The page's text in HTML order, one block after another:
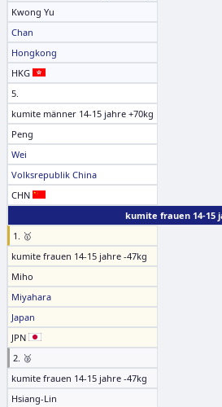
Kwong Yu
Chan
Hongkong
HKG
5.
kumite männer 14-15 jahre +70kg
Peng
Wei
Volksrepublik China
CHN
kumite frauen 14-15
1. 🥇
kumite frauen 14-15 jahre -47kg
Miho
Miyahara
Japan
JPN
2. 🥈
kumite frauen 14-15 jahre -47kg
Hsiang-Lin